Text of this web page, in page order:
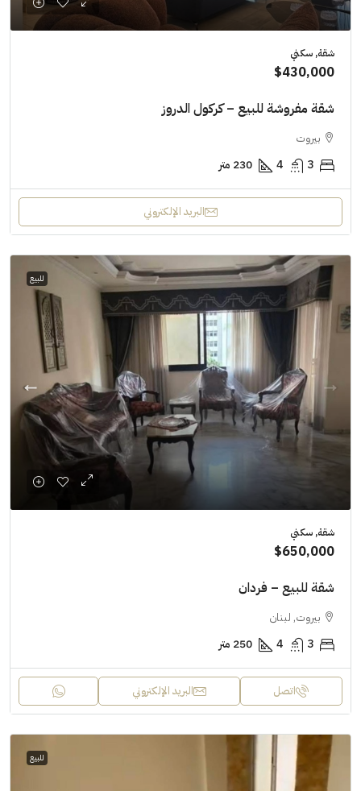
شقة, سكني
$430,000
شقة مفروشة للبيع – كركول الدروز
بيروت
3
4 230 متر
البريد الإلكتروني
للبيع
شقة, سكني
$650,000
شقة للبيع – فردان
بيروت, لبنان
3
4 250 متر
اتصل البريد الإلكتروني
للبيع